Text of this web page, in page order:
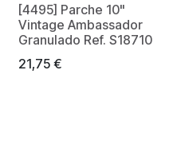
[4495] Parche 10"
Vintage Ambassador
Granulado Ref. S18710
21,75 €